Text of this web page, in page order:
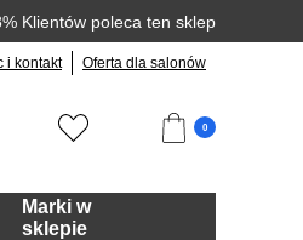
Klientów poleca ten sklep
i kontakt Oferta dla salonów
0
Marki w
sklepie